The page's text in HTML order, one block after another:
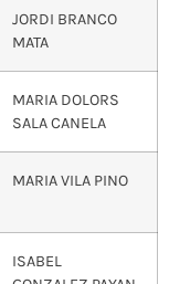
JORDI BRANCO
MATA
MARIA DOLORS
SALA CANELA
MARIA VILA PINO
ISABEL